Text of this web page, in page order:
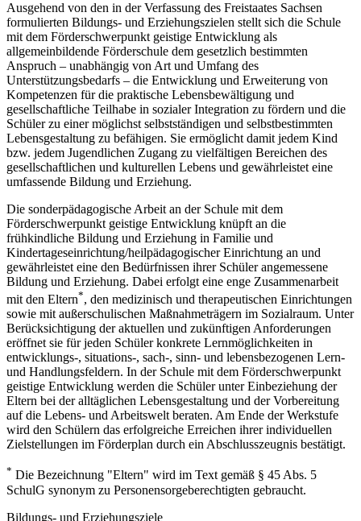
Ausgehend von den in der Verfassung des Freistaates Sachsen
formulierten Bildungs- und Erziehungszielen stellt sich die Schule
mit dem Förderschwerpunkt geistige Entwicklung als
allgemeinbildende Förderschule dem gesetzlich bestimmten
Anspruch – unabhängig von Art und Umfang des
Unterstützungsbedarfs – die Entwicklung und Erweiterung von
Kompetenzen für die praktische Lebensbewältigung und
gesellschaftliche Teilhabe in sozialer Integration zu fördern und die
Schüler zu einer möglichst selbstständigen und selbstbestimmten
Lebensgestaltung zu befähigen. Sie ermöglicht damit jedem Kind
bzw. jedem Jugendlichen Zugang zu vielfältigen Bereichen des
gesellschaftlichen und kulturellen Lebens und gewährleistet eine
umfassende Bildung und Erziehung.
Die sonderpädagogische Arbeit an der Schule mit dem
Förderschwerpunkt geistige Entwicklung knüpft an die
frühkindliche Bildung und Erziehung in Familie und
Kindertageseinrichtung/heilpädagogischer Einrichtung an und
gewährleistet eine den Bedürfnissen ihrer Schüler angemessene
Bildung und Erziehung. Dabei erfolgt eine enge Zusammenarbeit
mit den Eltern*, den medizinisch und therapeutischen Einrichtungen
sowie mit außerschulischen Maßnahmeträgern im Sozialraum. Unter
Berücksichtigung der aktuellen und zukünftigen Anforderungen
eröffnet sie für jeden Schüler konkrete Lernmöglichkeiten in
entwicklungs-, situations-, sach-, sinn- und lebensbezogenen Lern-
und Handlungsfeldern. In der Schule mit dem Förderschwerpunkt
geistige Entwicklung werden die Schüler unter Einbeziehung der
Eltern bei der alltäglichen Lebensgestaltung und der Vorbereitung
auf die Lebens- und Arbeitswelt beraten. Am Ende der Werkstufe
wird den Schülern das erfolgreiche Erreichen ihrer individuellen
Zielstellungen im Förderplan durch ein Abschlusszeugnis bestätigt.
* Die Bezeichnung "Eltern" wird im Text gemäß § 45 Abs. 5
SchulG synonym zu Personensorgeberechtigten gebraucht.
Bildungs- und Erziehungsziele